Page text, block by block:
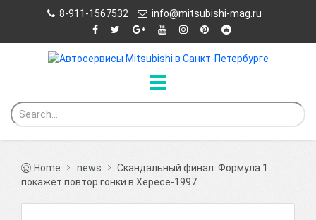
8-911-1567532 info@mitsubishi-mag.ru
Home news
Скандальный финал. Формула 1
покажет повтор гонки в Хересе-1997